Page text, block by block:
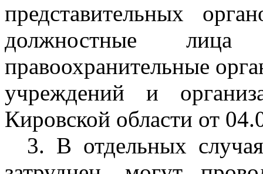
представительных
должностные лица
правоохранительные
учреждений и
Кировской области от
3. В отдельных